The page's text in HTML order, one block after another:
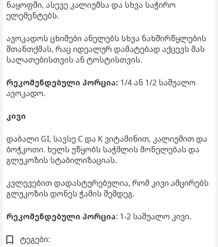
ნაყოფში, ასევე კალიუმსა და სხვა საჭირო
ელემენტებს.
ავოკადოს ცხიმები ანელებს სხვა ნახშირწყლების
შთანთქმას, რაც იდეალურ დამატებად აქცევს მას
სალათებისთვის ან ტოსტისთვის.
რეკომენდებული პორცია: 1/4 ან 1/2 საშუალო
ავოკადო.
კივი
დაბალი GI, სავსე C და K ვიტამინით, კალიუმით და
ბოჭკოთი. ხელს უწყობს საჭმლის მონელებას და
გლუკოზის სტაბილიზაციას.
კვლევებით დადასტურებულია, რომ კივი ამცირებს
გლუკოზის დონეს ჭამის შემდეგ.
რეკომენდებული პორცია: 1-2 საშუალო კივი.
ტეგები: